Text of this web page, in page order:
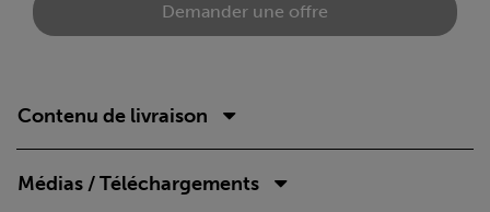
Demander une offre
Contenu de livraison
Médias / Téléchargements